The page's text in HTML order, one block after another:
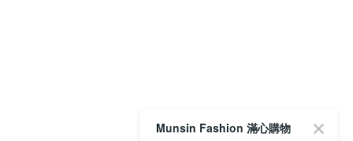
Munsin Fashion 滿心購物